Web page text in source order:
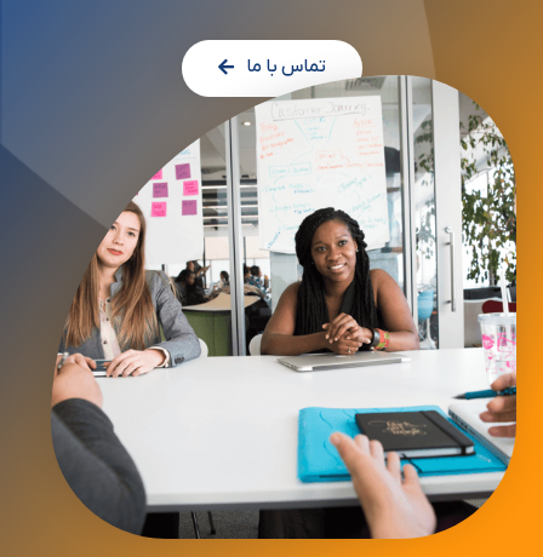
تماس با ما